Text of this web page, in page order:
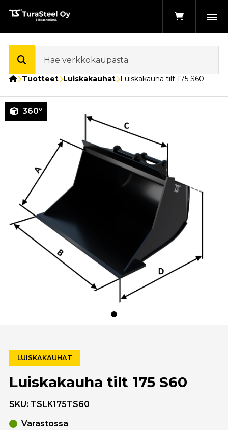
Etusivu
Tuotteet Luiskakauhat Luiskakauha tilt 175 S60
360°
LUISKAKAUHAT
Luiskakauha tilt 175 S60
SKU: TSLK175TS60
Varastossa